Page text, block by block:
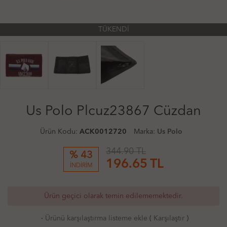
TÜKENDİ
Us Polo Plcuz23867 Cüzdan
Ürün Kodu: ACK0012720 Marka: Us Polo
% 43
İNDİRİM
344.90 TL
196.65 TL
Ürün geçici olarak temin edilememektedir.
· Ürünü karşılaştırma listeme ekle ( Karşılaştır)